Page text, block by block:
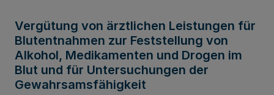
Vergütung von ärztlichen Leistungen für
Blutentnahmen zur Feststellung von
Alkohol, Medikamenten und Drogen im
Blut und für Untersuchungen der
Gewahrsamsfähigkeit